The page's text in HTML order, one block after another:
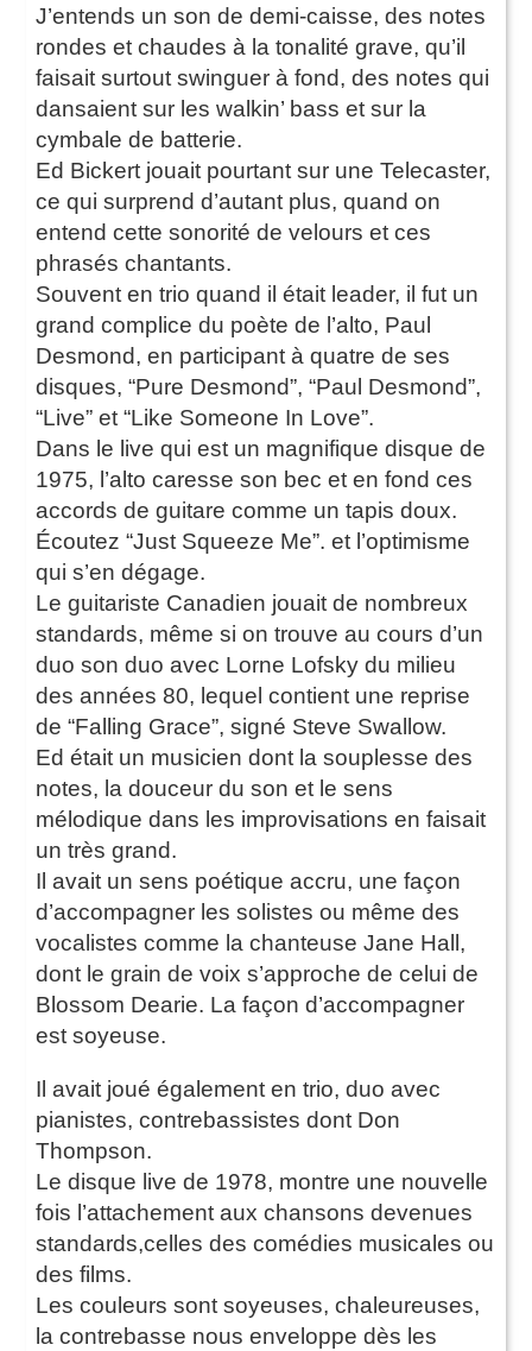
J’entends un son de demi-caisse, des notes
rondes et chaudes à la tonalité grave, qu’il
faisait surtout swinguer à fond, des notes qui
dansaient sur les walkin’ bass et sur la
cymbale de batterie.
Ed Bickert jouait pourtant sur une Telecaster,
ce qui surprend d’autant plus, quand on
entend cette sonorité de velours et ces
phrasés chantants.
Souvent en trio quand il était leader, il fut un
grand complice du poète de l’alto, Paul
Desmond, en participant à quatre de ses
disques, “Pure Desmond”, “Paul Desmond”,
“Live” et “Like Someone In Love”.
Dans le live qui est un magnifique disque de
1975, l’alto caresse son bec et en fond ces
accords de guitare comme un tapis doux.
Écoutez “Just Squeeze Me”. et l’optimisme
qui s’en dégage.
Le guitariste Canadien jouait de nombreux
standards, même si on trouve au cours d’un
duo son duo avec Lorne Lofsky du milieu
des années 80, lequel contient une reprise
de “Falling Grace”, signé Steve Swallow.
Ed était un musicien dont la souplesse des
notes, la douceur du son et le sens
mélodique dans les improvisations en faisait
un très grand.
Il avait un sens poétique accru, une façon
d’accompagner les solistes ou même des
vocalistes comme la chanteuse Jane Hall,
dont le grain de voix s’approche de celui de
Blossom Dearie. La façon d’accompagner
est soyeuse.
Il avait joué également en trio, duo avec
pianistes, contrebassistes dont Don
Thompson.
Le disque live de 1978, montre une nouvelle
fois l’attachement aux chansons devenues
standards,celles des comédies musicales ou
des films.
Les couleurs sont soyeuses, chaleureuses,
la contrebasse nous enveloppe dès les